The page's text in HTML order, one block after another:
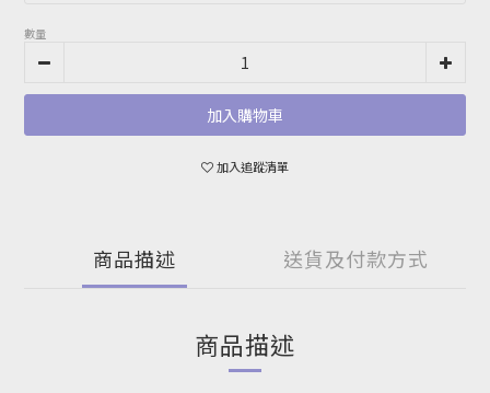
數量
加入購物車
加入追蹤清單
商品描述 送貨及付款方式
商品描述